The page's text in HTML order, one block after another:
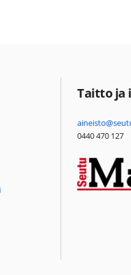
Taitto ja
0440 470 127